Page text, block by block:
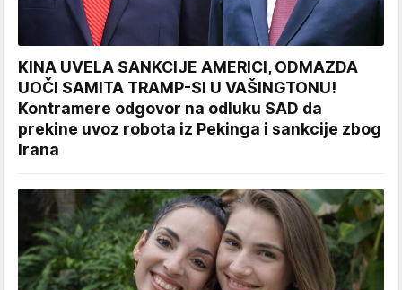
KINA UVELA SANKCIJE AMERICI, ODMAZDA
UOČI SAMITA TRAMP-SI U VAŠINGTONU!
Kontramere odgovor na odluku SAD da
prekine uvoz robota iz Pekinga i sankcije zbog
Irana